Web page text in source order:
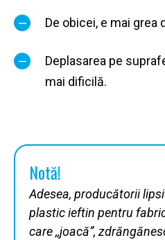
De obicei, e mai grea
Deplasarea pe
mai dificilă.
Notă!
Adesea, producătorii
plastic ieftin pentru
care ,,joacă”,